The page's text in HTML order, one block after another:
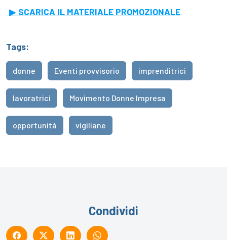
▶ SCARICA IL MATERIALE PROMOZIONALE
Tags:
donne Eventi provvisorio imprenditrici
lavoratrici Movimento Donne Impresa
opportunità vigiliane
Condividi